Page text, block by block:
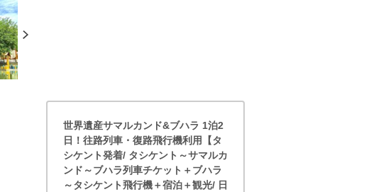
世界遺産サマルカンド&ブハラ 1泊2
日！往路列車・復路飛行機利用【タ
シケント発着/ タシケント～サマルカ
ンド～ブハラ列車チケット＋ブハラ
～タシケント飛行機＋宿泊＋観光/ 日